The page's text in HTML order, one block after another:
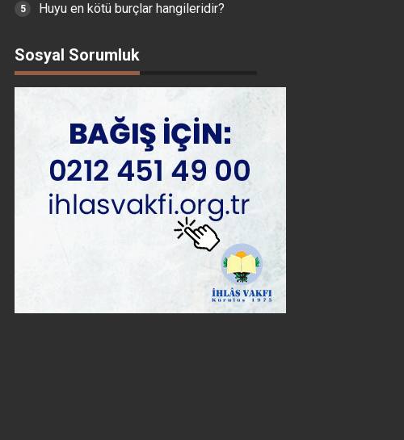
Huyu en kötü burçlar hangileridir?
Sosyal Sorumluk